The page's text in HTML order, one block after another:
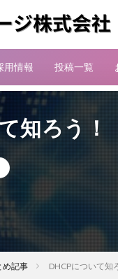
用情報 投稿一覧
知ろう！
め記事 DHCPについて知